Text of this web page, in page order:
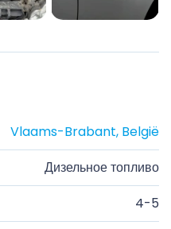
Vlaams-Brabant, België
Дизельное топливо
4-5